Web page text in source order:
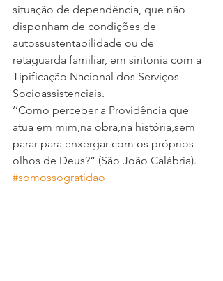
situação de dependência, que não
disponham de condições de
autossustentabilidade ou de
retaguarda familiar, em sintonia com a
Tipificação Nacional dos Serviços
Socioassistenciais.
‘’Como perceber a Providência que
atua em mim,na obra,na história,sem
parar para enxergar com os próprios
olhos de Deus?” (São João Calábria).
#somossogratidao